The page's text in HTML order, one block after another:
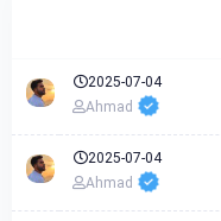
2025-07-04
Ahmad
2025-07-04
Ahmad